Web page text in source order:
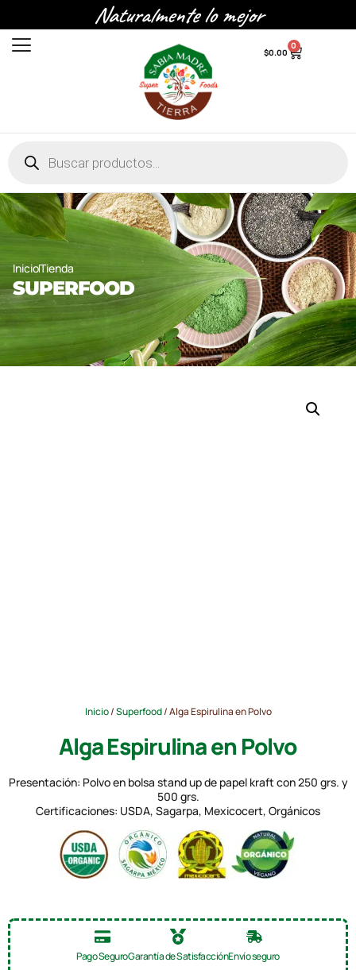
Naturalmente lo mejor
$0.00
0
InicioTienda
SUPERFOOD
Inicio/Superfood/ Alga Espirulina en Polvo
Alga Espirulina en Polvo
Presentación: Polvo en bolsa stand up de papel kraft con 250 grs. y
500 grs.
Certificaciones: USDA, Sagarpa, Mexicocert, Orgánicos
Pago SeguroGarantía de SatisfacciónEnvío seguro